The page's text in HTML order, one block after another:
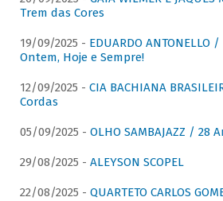
Trem das Cores
19/09/2025 - EDUARDO ANTONELLO
Ontem, Hoje e Sempre!
12/09/2025 - CIA BACHIANA
Cordas
05/09/2025 - OLHO SAMBAJAZZ / 28
29/08/2025 - ALEYSON SCOPEL
22/08/2025 - QUARTETO CARLOS